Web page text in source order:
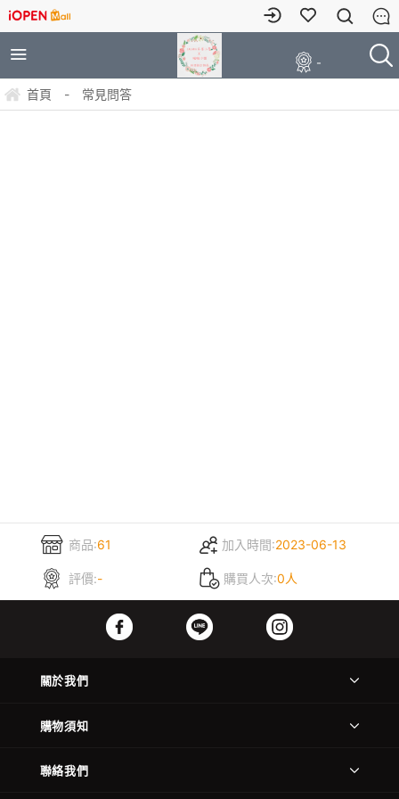
-
首頁 - 常見問答
商品:61 加入時間:2023-06-13
評價:- 購買人次:0人
關於我們
購物須知
聯絡我們